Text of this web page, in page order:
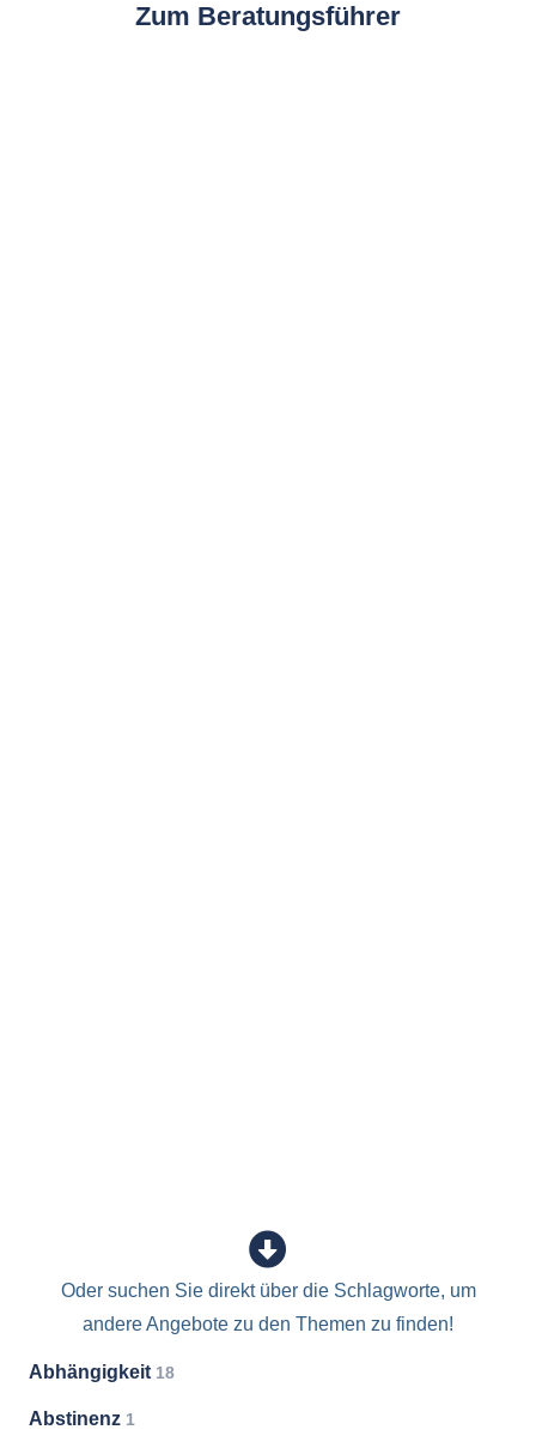
Zum Beratungsführer
Oder suchen Sie direkt über die Schlagworte, um
andere Angebote zu den Themen zu finden!
Abhängigkeit 18
Abstinenz 1